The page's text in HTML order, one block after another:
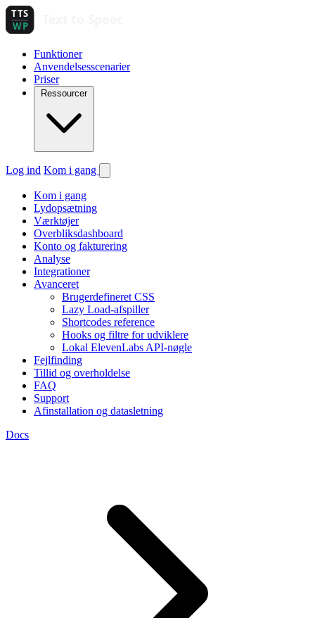
Funktioner
Anvendelsesscenarier
Priser
Ressourcer
Log ind Kom i gang
Kom i gang
Lydopsætning
Værktøjer
Overbliksdashboard
Konto og fakturering
Analyse
Integrationer
Avanceret
Brugerdefineret CSS
Lazy Load-afspiller
Shortcodes reference
Hooks og filtre for udviklere
Lokal ElevenLabs API-nøgle
Fejlfinding
Tillid og overholdelse
FAQ
Support
Afinstallation og datasletning
Docs